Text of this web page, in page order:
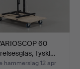
60
Tyskl…
hammerslag 12 apr